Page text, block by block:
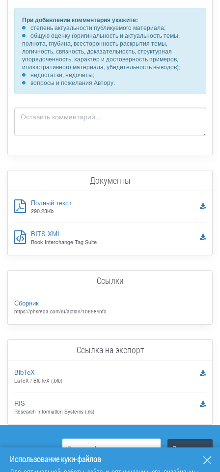
При добавлении комментария укажите:
степень актуальности публикуемого материала;
общую оценку (оригинальность и актуальность темы,
полнота, глубина, всесторонность раскрытия темы,
логичность, связность, доказательность, структурная
упорядоченность, характер и достоверность примеров,
иллюстративного материала, убедительность выводов);
недостатки, недочеты;
вопросы и пожелания Автору.
Документы
Полный текст
290.23Kb
BITS XML
Book Interchange Tag Suite
Ссылки
Сборник
https://phsreda.com/ru/action/10658/info
Ссылка на экспорт
BibTeX
LaTeX / BibTeX (.bib)
RIS
Research Information Systems (.ris)
Использование куки-файлов